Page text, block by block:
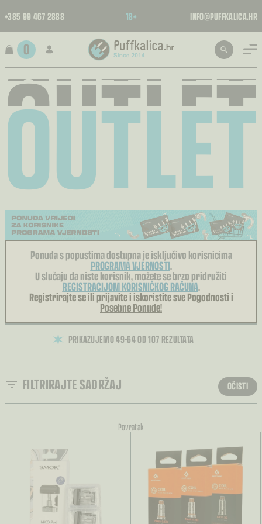
+385 99 467 2888 18+ INFO@PUFFKALICA.HR
0
OUTLET
OUTLET
OUTLET
OUTLET
Ponuda s popustima dostupna je isključivo korisnicima
PROGRAMA VJERNOSTI.
U slučaju da niste korisnik, možete se brzo pridružiti
REGISTRACIJOM KORISNIČKOG RAČUNA.
Registrirajte se ili prijavitei iskoristite svePogodnosti i
Posebne Ponude!
PRIKAZUJEMO 49–64 OD 107 REZULTATA
FILTRIRAJTE SADRŽAJ OČISTI
Povratak